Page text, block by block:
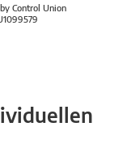
Control Union